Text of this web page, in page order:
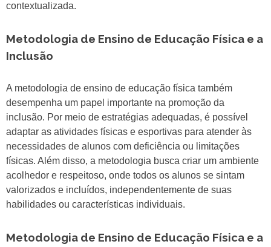
contextualizada.
Metodologia de Ensino de Educação Física e a
Inclusão
A metodologia de ensino de educação física também
desempenha um papel importante na promoção da
inclusão. Por meio de estratégias adequadas, é possível
adaptar as atividades físicas e esportivas para atender às
necessidades de alunos com deficiência ou limitações
físicas. Além disso, a metodologia busca criar um ambiente
acolhedor e respeitoso, onde todos os alunos se sintam
valorizados e incluídos, independentemente de suas
habilidades ou características individuais.
Metodologia de Ensino de Educação Física e a